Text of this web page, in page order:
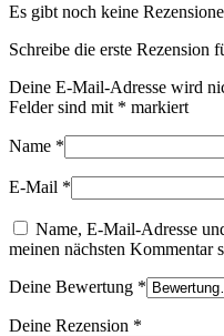
Es gibt noch keine
Schreibe die erste Rezension
Deine E-Mail-Adresse wird
Felder sind mit * markiert
Name *
E-Mail *
Name, E-Mail-Adresse
meinen nächsten Kommentar
Deine Bewertung *
Deine Rezension *